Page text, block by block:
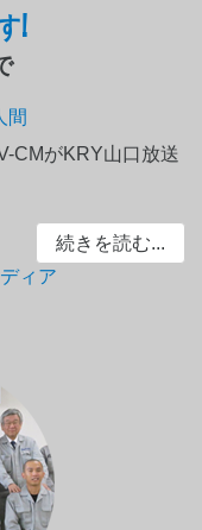
!
間
CMがKRY山口放送
続きを読む...
ィア